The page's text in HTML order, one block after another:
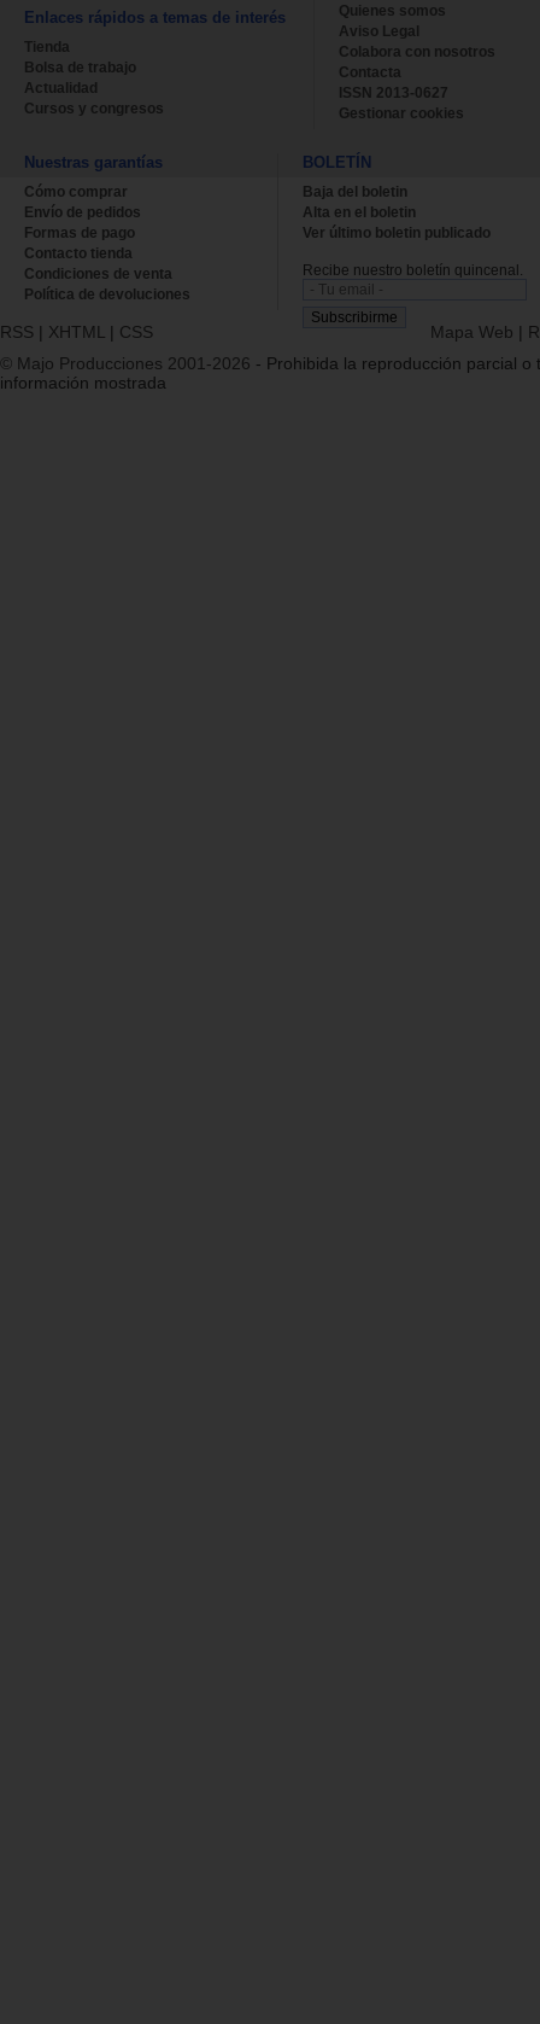
Enlaces rápidos a temas de interés
Tienda
Bolsa de trabajo
Actualidad
Cursos y congresos
Quienes somos
Aviso Legal
Colabora con nosotros
Contacta
ISSN 2013-0627
Gestionar cookies
Nuestras garantías
Cómo comprar
Envío de pedidos
Formas de pago
Contacto tienda
Condiciones de venta
Política de devoluciones
BOLETÍN
Baja del boletin
Alta en el boletin
Ver último boletin publicado
Recibe nuestro boletín quincenal.
RSS | XHTML | CSS Mapa Web |
© Majo Producciones 2001-2026 - Prohibida la reproducción parcial o
información mostrada